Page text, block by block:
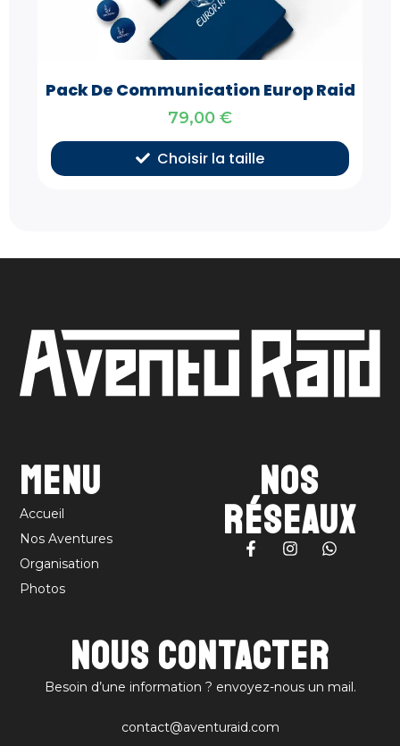
Pack De Communication Europ Raid
79,00 €
Choisir la taille
Menu
Accueil
Nos Aventures
Organisation
Photos
Nos
réseaux
Nous contacter
Besoin d’une information ? envoyez-nous un mail.
contact@aventuraid.com